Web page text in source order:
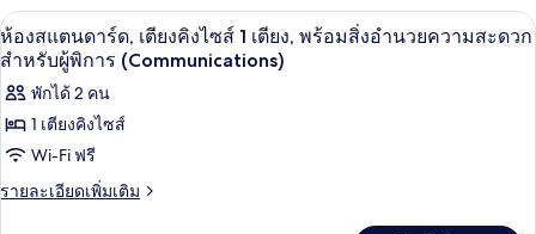
พิการ
(Mobility,
Accessible
Tub)
สำหรับ
ผู้
พิการ
(Mobility,
Accessible
Tub)
ไซส์
1
เตียง
(Communications,
High
Floor)
กับ
ห้อง
สแตนดาร์ด,
คิง
ไซส์
เตียง
(Communications,
High
เปิด
ภาพถ่าย
ทั้งหมด
ของ
ห้อง
สแตนดาร์ด,
เครื่องนอนป้องกันสารก่อภูมิแพ้, ตู้นิรภั
1
ห้องสแตนดาร์ด, เตียงคิงไซส์ 1 เตียง, พร้อมสิ่งอำนวยความสะดวก
สำหรับผู้พิการ (Communications)
พักได้ 2 คน
1 เตียงคิงไซส์
Wi-Fi ฟรี
รายละเอียดเพิ่มเติม
ราย